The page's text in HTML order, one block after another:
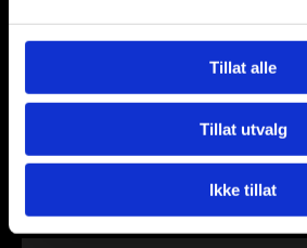
Tillat alle
Tillat utvalg
Ikke tillat